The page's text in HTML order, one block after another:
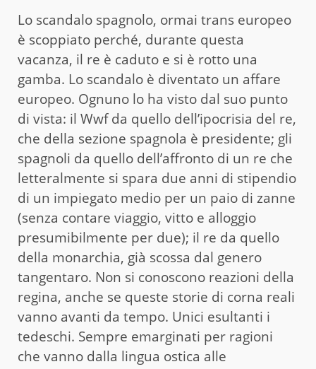
Lo scandalo spagnolo, ormai trans europeo
è scoppiato perché, durante questa
vacanza, il re è caduto e si è rotto una
gamba. Lo scandalo è diventato un affare
europeo. Ognuno lo ha visto dal suo punto
di vista: il Wwf da quello dell’ipocrisia del re,
che della sezione spagnola è presidente; gli
spagnoli da quello dell’affronto di un re che
letteralmente si spara due anni di stipendio
di un impiegato medio per un paio di zanne
(senza contare viaggio, vitto e alloggio
presumibilmente per due); il re da quello
della monarchia, già scossa dal genero
tangentaro. Non si conoscono reazioni della
regina, anche se queste storie di corna reali
vanno avanti da tempo. Unici esultanti i
tedeschi. Sempre emarginati per ragioni
che vanno dalla lingua ostica alle